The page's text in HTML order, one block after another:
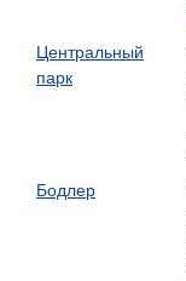
Центральный
парк
Бодлер